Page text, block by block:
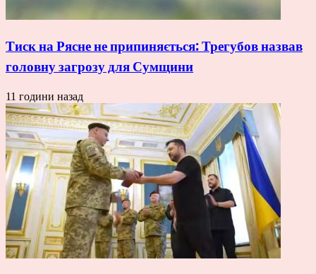
Тиск на Рясне не припиняється: Трегубов назвав
головну загрозу для Сумщини
11 години назад